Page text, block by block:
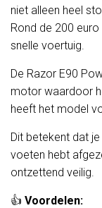
niet alleen heel
Rond de 200
snelle voertuig.
De Razor E90
motor waardoor
heeft het model
Dit betekent dat
voeten hebt
ontzettend veilig.
👍 Voordelen: